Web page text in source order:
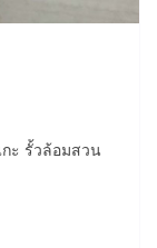
ะ รั้วล้อมสวน